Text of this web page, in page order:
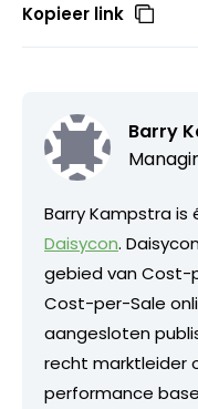
Kopieer link
Barry
Barry Kampstra is
Daisycon.
gebied van Cost-
Cost-per-Sale
aangesloten
recht marktleider
performance